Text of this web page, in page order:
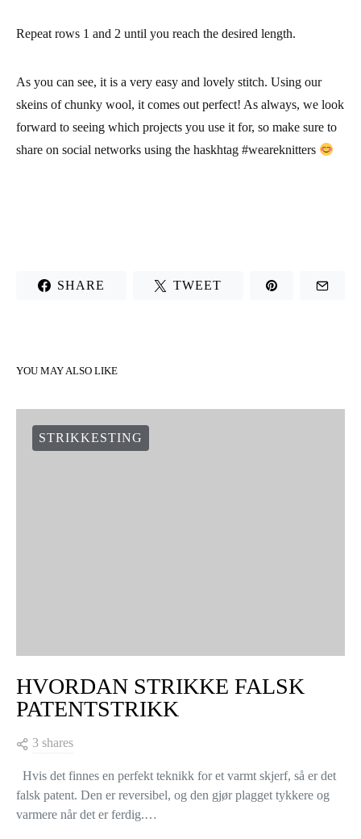
Repeat rows 1 and 2 until you reach the desired length.
As you can see, it is a very easy and lovely stitch. Using our
skeins of chunky wool, it comes out perfect! As always, we look
forward to seeing which projects you use it for, so make sure to
share on social networks using the haskhtag #weareknitters
SHARE TWEET
YOU MAY ALSO LIKE
STRIKKESTING
HVORDAN STRIKKE FALSK
PATENTSTRIKK
3 shares
Hvis det finnes en perfekt teknikk for et varmt skjerf, så er det
falsk patent. Den er reversibel, og den gjør plagget tykkere og
varmere når det er ferdig.…